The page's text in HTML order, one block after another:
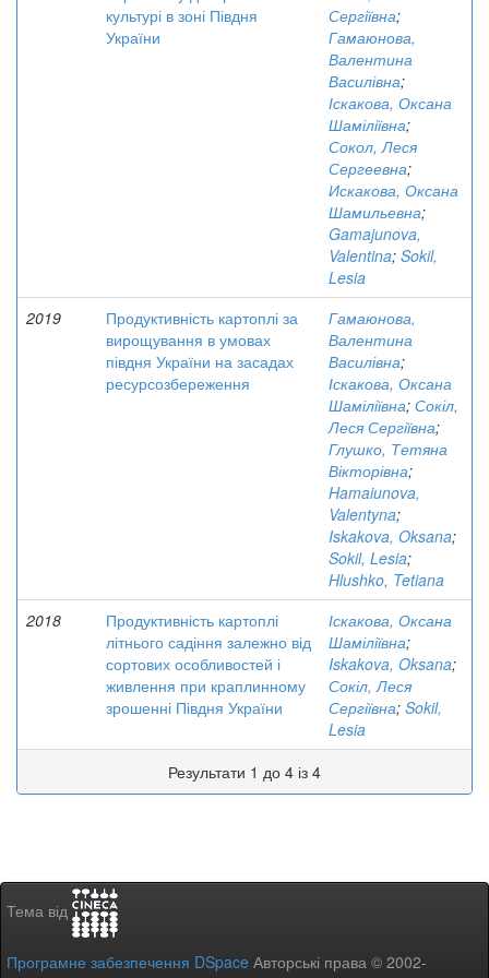
культурі в зоні Півдня
України
Сергіївна;
Гамаюнова,
Валентина
Василівна;
Іскакова, Оксана
Шаміліївна;
Сокол, Леся
Сергеевна;
Искакова, Оксана
Шамильевна;
Gamajunova,
Valentina; Sokil,
Lesia
2019
Продуктивність картоплі за
вирощування в умовах
півдня України на засадах
ресурсозбереження
Гамаюнова,
Валентина
Василівна;
Іскакова, Оксана
Шаміліївна; Сокіл,
Леся Сергіївна;
Глушко, Тетяна
Вікторівна;
Hamaiunova,
Valentyna;
Iskakova, Oksana;
Sokil, Lesia;
Hlushko, Tetiana
2018
Продуктивність картоплі
літнього садіння залежно від
сортових особливостей і
живлення при краплинному
зрошенні Півдня України
Іскакова, Оксана
Шаміліївна;
Iskakova, Oksana;
Сокіл, Леся
Сергіївна; Sokil,
Lesia
Результати 1 до 4 із 4
Тема від
Програмне забезпечення DSpace Авторські права © 2002-